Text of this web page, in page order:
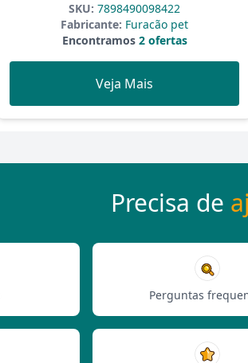
SKU: 7898490098422
Fabricante: Furacão pet
Encontramos2 ofertas
Veja Mais
Precisa de
Perguntas